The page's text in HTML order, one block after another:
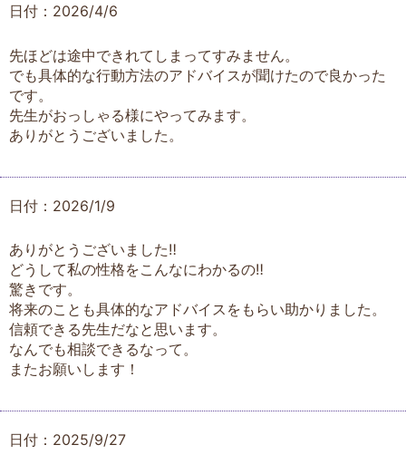
日付：2026/4/6
先ほどは途中できれてしまってすみません。
でも具体的な行動方法のアドバイスが聞けたので良かった
です。
先生がおっしゃる様にやってみます。
ありがとうございました。
日付：2026/1/9
ありがとうございました‼️
どうして私の性格をこんなにわかるの‼️
驚きです。
将来のことも具体的なアドバイスをもらい助かりました。
信頼できる先生だなと思います。
なんでも相談できるなって。
またお願いします！
日付：2025/9/27